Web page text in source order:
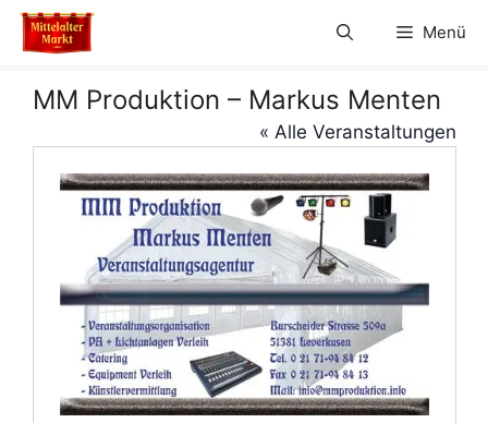
Zum
Inhalt
Menü
MM Produktion – Markus Menten
« Alle Veranstaltungen